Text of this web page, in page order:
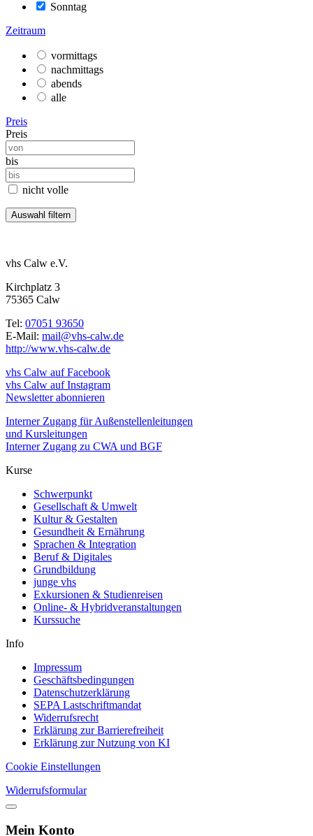
Sonntag
Zeitraum
vormittags
nachmittags
abends
alle
Preis
Preis
bis
nicht volle
vhs Calw e.V.
Kirchplatz 3
75365 Calw
Tel: 07051 93650
E-Mail: mail@vhs-calw.de
http://www.vhs-calw.de
vhs Calw auf Facebook
vhs Calw auf Instagram
Newsletter abonnieren
Interner Zugang für Außenstellenleitungen
und Kursleitungen
Interner Zugang zu CWA und BGF
Kurse
Schwerpunkt
Gesellschaft & Umwelt
Kultur & Gestalten
Gesundheit & Ernährung
Sprachen & Integration
Beruf & Digitales
Grundbildung
junge vhs
Exkursionen & Studienreisen
Online- & Hybridveranstaltungen
Kurssuche
Info
Impressum
Geschäftsbedingungen
Datenschutzerklärung
SEPA Lastschriftmandat
Widerrufsrecht
Erklärung zur Barrierefreiheit
Erklärung zur Nutzung von KI
Cookie Einstellungen
Widerrufsformular
Mein Konto